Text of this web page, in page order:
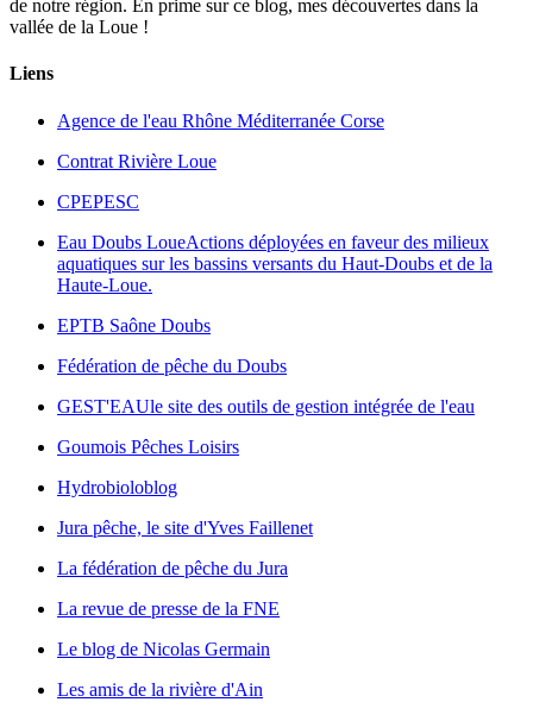
de notre région. En prime sur ce blog, mes découvertes dans la
vallée de la Loue !
Liens
Agence de l'eau Rhône Méditerranée Corse
Contrat Rivière Loue
CPEPESC
Eau Doubs LoueActions déployées en faveur des milieux
aquatiques sur les bassins versants du Haut-Doubs et de la
Haute-Loue.
EPTB Saône Doubs
Fédération de pêche du Doubs
GEST'EAUle site des outils de gestion intégrée de l'eau
Goumois Pêches Loisirs
Hydrobioloblog
Jura pêche, le site d'Yves Faillenet
La fédération de pêche du Jura
La revue de presse de la FNE
Le blog de Nicolas Germain
Les amis de la rivière d'Ain